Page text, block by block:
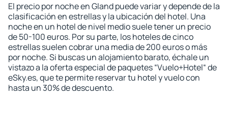
El precio por noche en Gland puede variar y depende de la
clasificación en estrellas y la ubicación del hotel. Una
noche en un hotel de nivel medio suele tener un precio
de 50-100 euros. Por su parte, los hoteles de cinco
estrellas suelen cobrar una media de 200 euros o más
por noche. Si buscas un alojamiento barato, échale un
vistazo a la oferta especial de paquetes “Vuelo+Hotel“ de
eSky.es, que te permite reservar tu hotel y vuelo con
hasta un 30% de descuento.